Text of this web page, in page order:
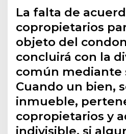
La falta de
copropietarios
objeto del
concluirá con la
común mediante
Cuando un bien,
inmueble,
copropietarios y
indivisible, si